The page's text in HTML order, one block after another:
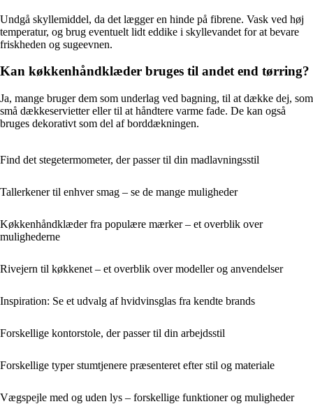
Undgå skyllemiddel, da det lægger en hinde på fibrene. Vask ved høj
temperatur, og brug eventuelt lidt eddike i skyllevandet for at bevare
friskheden og sugeevnen.
Kan køkkenhåndklæder bruges til andet end tørring?
Ja, mange bruger dem som underlag ved bagning, til at dække dej, som
små dækkeservietter eller til at håndtere varme fade. De kan også
bruges dekorativt som del af borddækningen.
Find det stegetermometer, der passer til din madlavningsstil
Tallerkener til enhver smag – se de mange muligheder
Køkkenhåndklæder fra populære mærker – et overblik over
mulighederne
Rivejern til køkkenet – et overblik over modeller og anvendelser
Inspiration: Se et udvalg af hvidvinsglas fra kendte brands
Forskellige kontorstole, der passer til din arbejdsstil
Forskellige typer stumtjenere præsenteret efter stil og materiale
Vægspejle med og uden lys – forskellige funktioner og muligheder